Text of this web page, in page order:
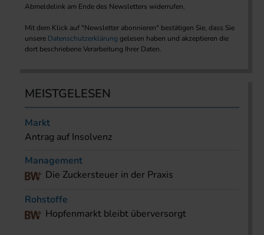
Abmeldelink am Ende des Newsletters widerrufen.
Mit dem Klick auf "Newsletter abonnieren" bestätigen Sie, dass Sie
unsere Datenschutzerklärung gelesen haben und akzeptieren die
dort beschriebene Verarbeitung Ihrer Daten.
MEISTGELESEN
Markt
Antrag auf Insolvenz
Management
Die Zuckersteuer in der Praxis
Rohstoffe
Hopfenmarkt bleibt überversorgt